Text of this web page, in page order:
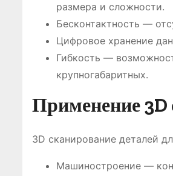
размера и сложности.
Бесконтактность —
Цифровое хранение
Гибкость —
крупногабаритных.
Применение 3D
3D сканирование деталей
Машиностроение —